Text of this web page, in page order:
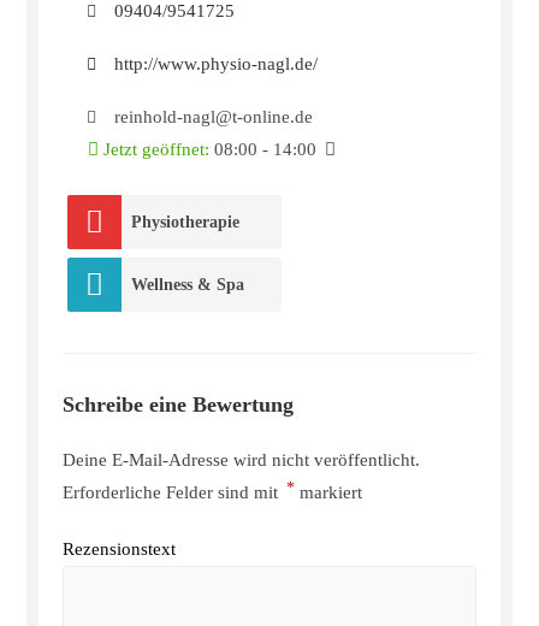
09404/9541725
http://www.physio-nagl.de/
reinhold-nagl@t-online.de
Jetzt geöffnet: 08:00 - 14:00
Physiotherapie
Wellness & Spa
Schreibe eine Bewertung
Deine E-Mail-Adresse wird nicht veröffentlicht.
Erforderliche Felder sind mit * markiert
Rezensionstext